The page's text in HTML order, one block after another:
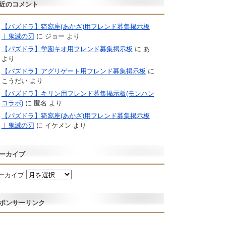
のコメント
【パズドラ】猗窩座(あかざ)用フレンド募集掲示板
｜鬼滅の刃 に ジョー より
【パズドラ】学園キオ用フレンド募集掲示板 に あ
より
【パズドラ】アグリゲート用フレンド募集掲示板 に
こうだいより
【パズドラ】キリン用フレンド募集掲示板(モンハン
コラボ)に 匿名 より
【パズドラ】猗窩座(あかざ)用フレンド募集掲示板
｜鬼滅の刃 に イケメン より
カイブ
カイブ
ンサーリンク